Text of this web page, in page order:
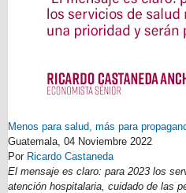
Menos para salud, más para
Guatemala, 04 Noviembre 2022
Por Ricardo Castaneda
El mensaje es claro: para 2023 los
atención hospitalaria, cuidado de las